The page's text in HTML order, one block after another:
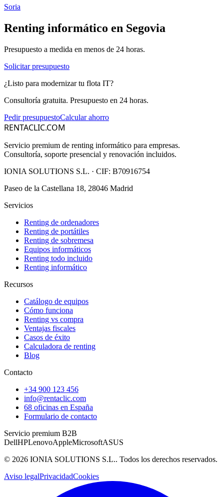
Soria
Renting informático en Segovia
Presupuesto a medida en menos de 24 horas.
Solicitar presupuesto
¿Listo para modernizar tu flota IT?
Consultoría gratuita. Presupuesto en 24 horas.
Pedir presupuestoCalcular ahorro
RENTACLIC.COM
Servicio premium de renting informático para empresas.
Consultoría, soporte presencial y renovación incluidos.
IONIA SOLUTIONS S.L. · CIF: B70916754
Paseo de la Castellana 18, 28046 Madrid
Servicios
Renting de ordenadores
Renting de portátiles
Renting de sobremesa
Equipos informáticos
Renting todo incluido
Renting informático
Recursos
Catálogo de equipos
Cómo funciona
Renting vs compra
Ventajas fiscales
Casos de éxito
Calculadora de renting
Blog
Contacto
+34 900 123 456
info@rentaclic.com
68 oficinas en España
Formulario de contacto
Servicio premium B2B
DellHPLenovoAppleMicrosoftASUS
© 2026 IONIA SOLUTIONS S.L.. Todos los derechos reservados.
Aviso legalPrivacidadCookies